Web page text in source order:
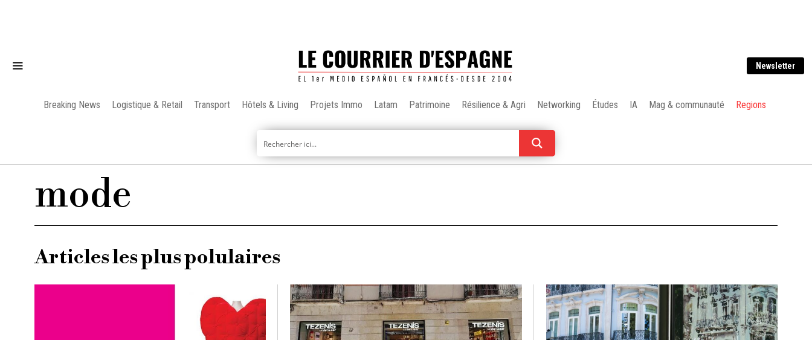
Newsletter
Breaking News Logistique & Retail Transport Hôtels & Living Projets Immo Latam Patrimoine Résilience & Agri Networking Études IA Mag & communauté Regions
mode
Articles les plus polulaires